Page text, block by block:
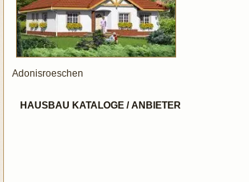
Adonisroeschen
HAUSBAU KATALOGE / ANBIETER